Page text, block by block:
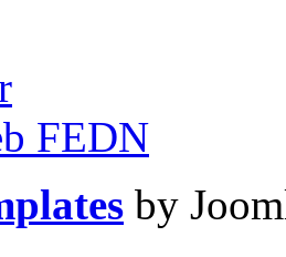
FEDN
by